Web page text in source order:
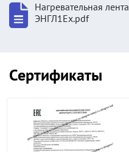
Нагревательная лента
ЭНГЛ1Ех.pdf
Сертификаты